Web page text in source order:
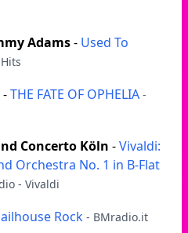
Adams- Used To
-THE FATE OF OPHELIA -
Concerto Köln -Vivaldi:
Orchestra No. 1 in B-Flat
- Vivaldi
Rock - BMradio.it